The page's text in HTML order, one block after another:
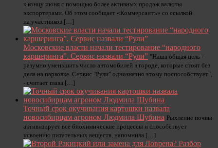
к концу июня с помощью более активных продаж валюты
экспортерами. Об этом сообщает «Коммерсантъ» со ссылкой
на участников […]
Московские власти начали тестирование “народного
каршеринга”. Сервис назвали “Рули” "Наша общая цель -
разумно уменьшить число автомобилей в городе, которые стоят без
дела на парковке. Сервис "Рули" однозначно этому поспособствует",
- считает глава […]
Точный срок окучивания картошки назвала
новосибирцам агроном Людмила Шубина Рыхление почвы
активизирует все биохимические процессы и способствует
усвоению питательных веществ, напомнила […]